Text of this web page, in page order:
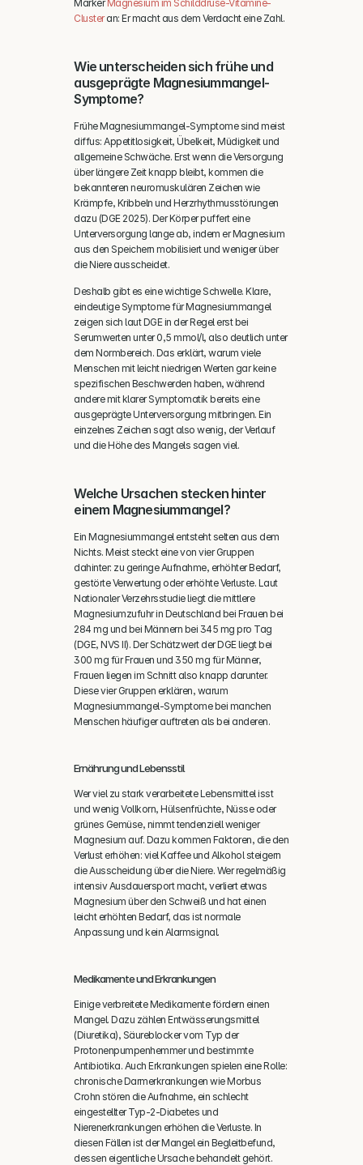
Marker Magnesium im Schilddrüse-Vitamine-
Cluster an: Er macht aus dem Verdacht eine Zahl.
Wie unterscheiden sich frühe und
ausgeprägte Magnesiummangel-
Symptome?
Frühe Magnesiummangel-Symptome sind meist
diffus: Appetitlosigkeit, Übelkeit, Müdigkeit und
allgemeine Schwäche. Erst wenn die Versorgung
über längere Zeit knapp bleibt, kommen die
bekannteren neuromuskulären Zeichen wie
Krämpfe, Kribbeln und Herzrhythmusstörungen
dazu (DGE 2025). Der Körper puffert eine
Unterversorgung lange ab, indem er Magnesium
aus den Speichern mobilisiert und weniger über
die Niere ausscheidet.
Deshalb gibt es eine wichtige Schwelle. Klare,
eindeutige Symptome für Magnesiummangel
zeigen sich laut DGE in der Regel erst bei
Serumwerten unter 0,5 mmol/l, also deutlich unter
dem Normbereich. Das erklärt, warum viele
Menschen mit leicht niedrigen Werten gar keine
spezifischen Beschwerden haben, während
andere mit klarer Symptomatik bereits eine
ausgeprägte Unterversorgung mitbringen. Ein
einzelnes Zeichen sagt also wenig, der Verlauf
und die Höhe des Mangels sagen viel.
Welche Ursachen stecken hinter
einem Magnesiummangel?
Ein Magnesiummangel entsteht selten aus dem
Nichts. Meist steckt eine von vier Gruppen
dahinter: zu geringe Aufnahme, erhöhter Bedarf,
gestörte Verwertung oder erhöhte Verluste. Laut
Nationaler Verzehrsstudie liegt die mittlere
Magnesiumzufuhr in Deutschland bei Frauen bei
284 mg und bei Männern bei 345 mg pro Tag
(DGE, NVS II). Der Schätzwert der DGE liegt bei
300 mg für Frauen und 350 mg für Männer,
Frauen liegen im Schnitt also knapp darunter.
Diese vier Gruppen erklären, warum
Magnesiummangel-Symptome bei manchen
Menschen häufiger auftreten als bei anderen.
Ernährung und Lebensstil
Wer viel zu stark verarbeitete Lebensmittel isst
und wenig Vollkorn, Hülsenfrüchte, Nüsse oder
grünes Gemüse, nimmt tendenziell weniger
Magnesium auf. Dazu kommen Faktoren, die den
Verlust erhöhen: viel Kaffee und Alkohol steigern
die Ausscheidung über die Niere. Wer regelmäßig
intensiv Ausdauersport macht, verliert etwas
Magnesium über den Schweiß und hat einen
leicht erhöhten Bedarf, das ist normale
Anpassung und kein Alarmsignal.
Medikamente und Erkrankungen
Einige verbreitete Medikamente fördern einen
Mangel. Dazu zählen Entwässerungsmittel
(Diuretika), Säureblocker vom Typ der
Protonenpumpenhemmer und bestimmte
Antibiotika. Auch Erkrankungen spielen eine Rolle:
chronische Darmerkrankungen wie Morbus
Crohn stören die Aufnahme, ein schlecht
eingestellter Typ-2-Diabetes und
Nierenerkrankungen erhöhen die Verluste. In
diesen Fällen ist der Mangel ein Begleitbefund,
dessen eigentliche Ursache behandelt gehört.